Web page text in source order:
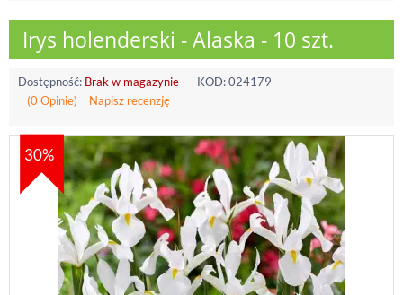
Irys holenderski - Alaska - 10 szt.
Dostępność: Brak w magazynie KOD:024179
(0 Opinie)
Napisz recenzję
30%